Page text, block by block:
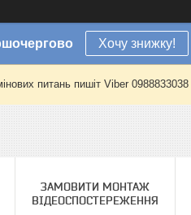
Хочу знижку!
питань пишіт Viber 0988833038
ЗАМОВИТИ МОНТАЖ
ВІДЕОСПОСТЕРЕЖЕННЯ